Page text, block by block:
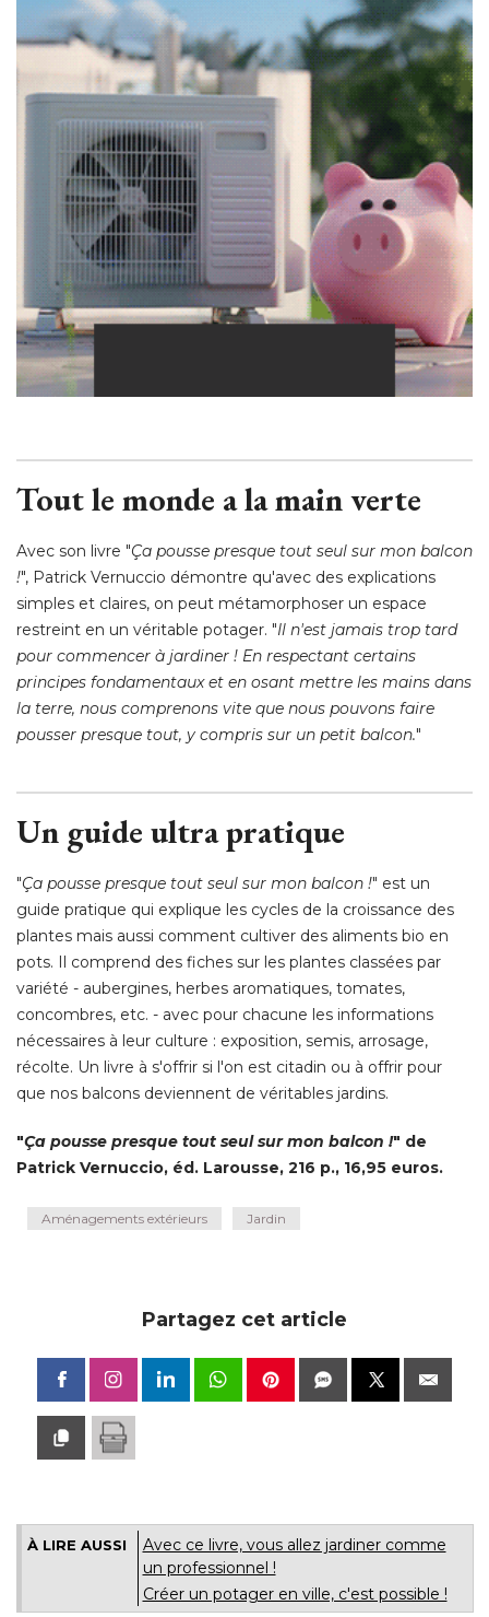
Tout le monde a la main verte
Avec son livre "Ça pousse presque tout seul sur mon balcon
!", Patrick Vernuccio démontre qu'avec des explications
simples et claires, on peut métamorphoser un espace
restreint en un véritable potager. "Il n'est jamais trop tard
pour commencer à jardiner ! En respectant certains
principes fondamentaux et en osant mettre les mains dans
la terre, nous comprenons vite que nous pouvons faire
pousser presque tout, y compris sur un petit balcon."
Un guide ultra pratique
"Ça pousse presque tout seul sur mon balcon !" est un
guide pratique qui explique les cycles de la croissance des
plantes mais aussi comment cultiver des aliments bio en
pots. Il comprend des fiches sur les plantes classées par
variété - aubergines, herbes aromatiques, tomates,
concombres, etc. - avec pour chacune les informations
nécessaires à leur culture : exposition, semis, arrosage,
récolte. Un livre à s'offrir si l'on est citadin ou à offrir pour
que nos balcons deviennent de véritables jardins.
"Ça pousse presque tout seul sur mon balcon !" de
Patrick Vernuccio, éd. Larousse, 216 p., 16,95 euros.
Aménagements extérieurs Jardin
Partagez cet article
À LIRE AUSSI
Avec ce livre, vous allez jardiner comme
un professionnel !
Créer un potager en ville, c'est possible !